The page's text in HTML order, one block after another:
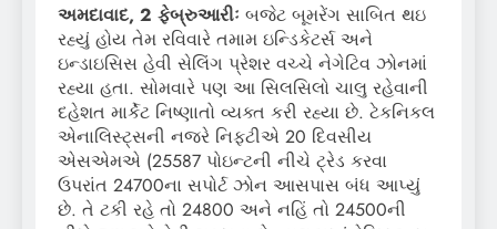
અમદાવાદ, 2 ફેબ્રુઆરીઃ બજેટ બૂમરેંગ સાબિત થઇ
રહ્યું હોય તેમ રવિવારે તમામ ઇન્ડિકેટર્સ અને
ઇન્ડાઇસિસ હેવી સેલિંગ પ્રેશર વચ્ચે નેગેટિવ ઝોનમાં
રહ્યા હતા. સોમવારે પણ આ સિલસિલો ચાલુ રહેવાની
દહેશત માર્કેટ નિષ્ણાતો વ્યક્ત કરી રહ્યા છે. ટેકનિકલ
એનાલિસ્ટ્સની નજરે નિફ્ટીએ 20 દિવસીય
એસએમએ (25587 પોઇન્ટની નીચે ટ્રેડ કરવા
ઉપરાંત 24700ના સપોર્ટ ઝોન આસપાસ બંધ આપ્યું
છે. તે ટકી રહે તો 24800 અને નહિં તો 24500ની